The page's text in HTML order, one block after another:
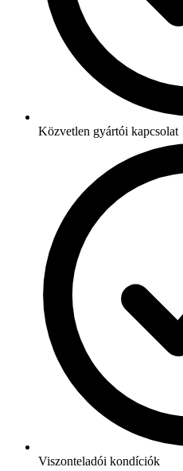
Közvetlen gyártói kapcsolat
Viszonteladói kondíciók